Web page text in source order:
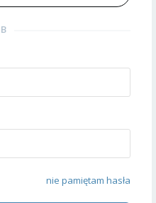
nie pamiętam hasła